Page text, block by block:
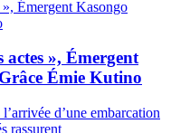
actes », Émergent
Émie Kutino